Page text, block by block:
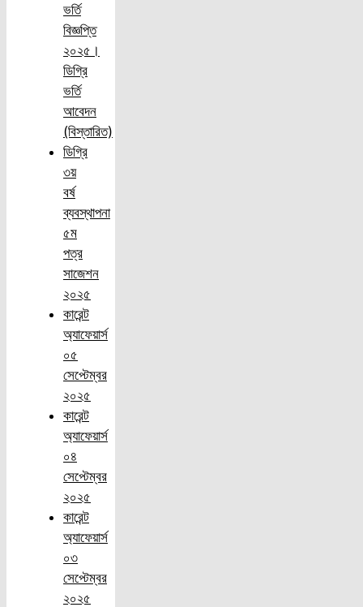
ভর্তি
বিজ্ঞপ্তি
২০২৫।
ডিগ্রি
ভর্তি
আবেদন
(বিস্তারিত)
ডিগ্রি
৩য়
বর্ষ
ব্যবস্থাপনা
৫ম
পত্র
সাজেশন
২০২৫
কারেন্ট
অ্যাফেয়ার্স
০৫
সেপ্টেম্বর
২০২৫
কারেন্ট
অ্যাফেয়ার্স
০৪
সেপ্টেম্বর
২০২৫
কারেন্ট
অ্যাফেয়ার্স
০৩
সেপ্টেম্বর
২০২৫